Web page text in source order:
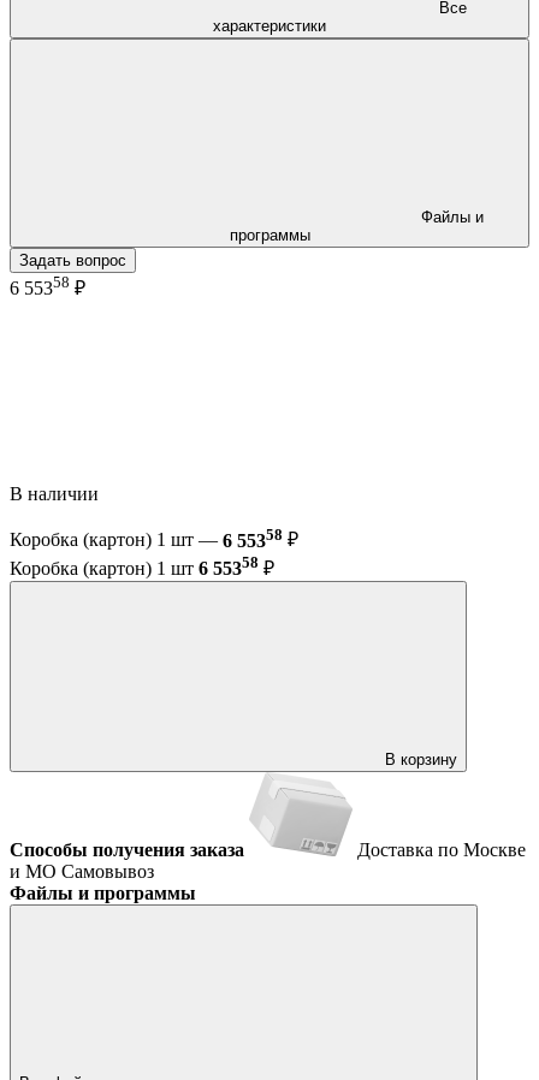
характеристики
программы
Задать вопрос
6 55358 ₽
В наличии
Коробка (картон) 1 шт — 6 55358 ₽
Коробка (картон) 1 шт 6 55358 ₽
В корзину
Способы получения заказа
Доставка по Москве
и МО Самовывоз
Файлы и программы